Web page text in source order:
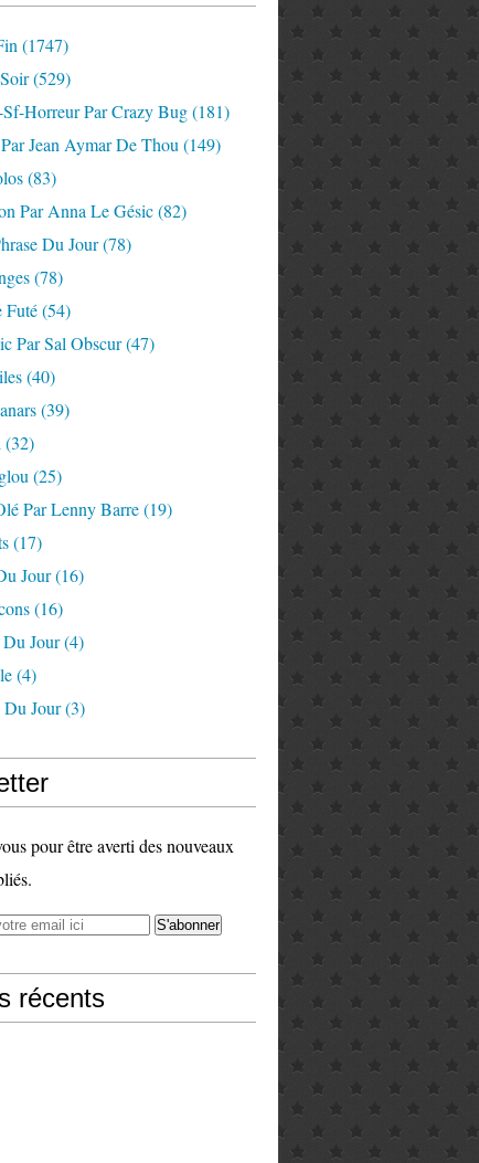
(1747)
(529)
Horreur Par Crazy Bug(181)
Jean Aymar De Thou (149)
(83)
Par Anna Le Gésic(82)
Du Jour(78)
(78)
Futé(54)
Par Sal Obscur(47)
(40)
(39)
(32)
(25)
Par Lenny Barre(19)
(17)
Jour(16)
(16)
Jour(4)
(4)
Jour(3)
pour être averti des nouveaux
récents